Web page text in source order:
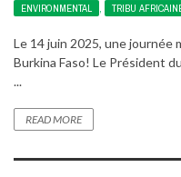
ENVIRONMENTAL , TRIBU
Le 14 juin 2025, une journée
Burkina Faso! Le Président
...
READ MORE